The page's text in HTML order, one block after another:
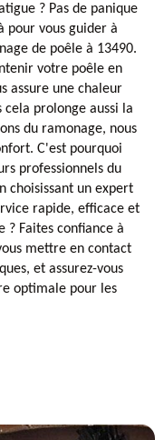
? Pas de panique
pour vous guider à
de poêle à 13490.
votre poêle en
assure une chaleur
prolonge aussi la
du ramonage, nous
C'est pourquoi
professionnels du
choisissant un expert
rapide, efficace et
? Faites confiance à
mettre en contact
et assurez-vous
optimale pour les